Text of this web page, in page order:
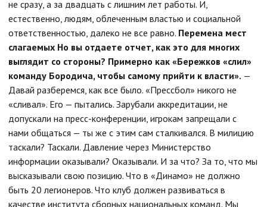
не сразу, а за двадцать с лишним лет работы. И,
естественно, людям, облеченным властью и социальной
ответственностью, далеко не все равно. Перемена мест
слагаемых Но вы отдаете отчет, как это для многих
выглядит со стороны? Примерно как «Бережков «слил»
команду Бородича, чтобы самому прийти к власти». —
Давай разберемся, как все было. «Прессбол» никого не
«сливал». Его — пытались. Зарубали аккредитации, не
допускали на пресс-конференции, игрокам запрещали с
нами общаться — ты же с этим сам сталкивался. В милицию
таскали? Таскали. Давление через Министерство
информации оказывали? Оказывали. И за что? За то, что мы
высказывали свою позицию. Что в «Динамо» не должно
быть 20 легионеров. Что клуб должен развиваться в
качестве института сборных национальных команд. Мы